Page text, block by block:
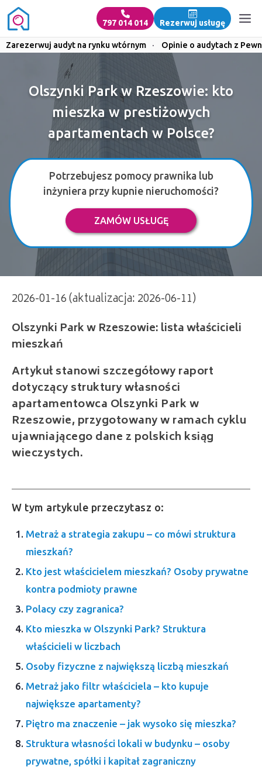
797 014 014 Rezerwuj usługę
Zarezerwuj audyt na rynku wtórnym · Opinie o audytach z
Olszynki Park w Rzeszowie: kto
mieszka w prestiżowych
apartamentach w Polsce?
Potrzebujesz pomocy prawnika lub
inżyniera przy kupnie nieruchomości?
ZAMÓW USŁUGĘ
2026-01-16 (aktualizacja: 2026-06-11)
Olszynki Park w Rzeszowie: lista właścicieli
Artykuł stanowi szczegółowy raport
dotyczący struktury własności
apartamentowca Olszynki Park w
Rzeszowie, przygotowany w ramach cyklu
ujawniającego dane z polskich ksiąg
wieczystych.
W tym artykule przeczytasz o:
Metraż a strategia zakupu – co mówi struktura
mieszkań?
Kto jest właścicielem mieszkań? Osoby prywatne
kontra podmioty prawne
Polacy czy zagranica?
Kto mieszka w Olszynki Park? Struktura
właścicieli w liczbach
Osoby fizyczne z największą liczbą mieszkań
Metraż jako filtr właściciela – kto kupuje
największe apartamenty?
Piętro ma znaczenie – jak wysoko się mieszka?
Struktura własności lokali w budynku – osoby
prywatne, spółki i kapitał zagraniczny